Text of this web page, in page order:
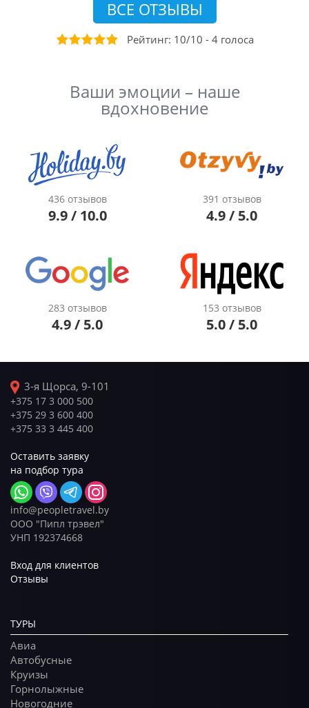
ВСЕ ОТЗЫВЫ
Рейтинг: 10/10 - 4 голоса
Ваши эмоции – наше
вдохновение
436 отзывов
9.9 / 10.0
391 отзывов
4.9 / 5.0
283 отзывов
4.9 / 5.0
153 отзывов
5.0 / 5.0
3-я Щорса, 9-101
+375 17 3 000 500
+375 29 3 600 400
+375 33 3 445 400
Оставить заявку
на подбор тура
info@peopletravel.by
ООО "Пипл трэвел"
УНП 192374668
Вход для клиентов
Отзывы
ТУРЫ
Авиа
Автобусные
Круизы
Горнолыжные
Новогодние